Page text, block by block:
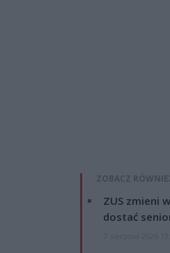
ZOBACZ
ZUS zmieni
dostać